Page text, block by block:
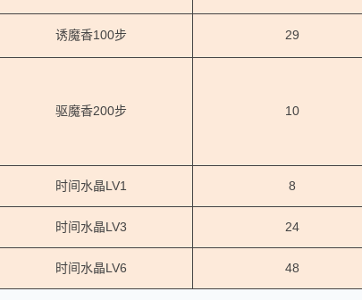
诱魔香100步 29
驱魔香200步 10
时间水晶LV1
8
时间水晶LV3 24
时间水晶LV6 48